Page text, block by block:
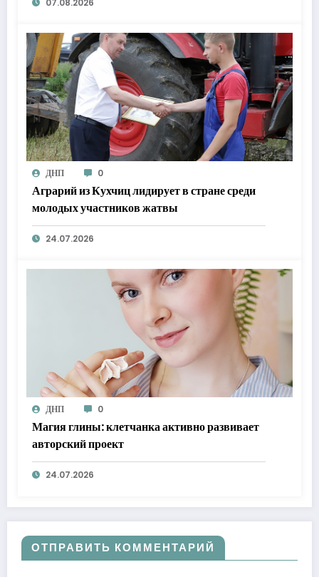
07.08.2026
ДНП 0
Аграрий из Кухчиц лидирует в стране среди
молодых участников жатвы
24.07.2026
ДНП 0
Магия глины: клетчанка активно развивает
авторский проект
24.07.2026
ОТПРАВИТЬ КОММЕНТАРИЙ